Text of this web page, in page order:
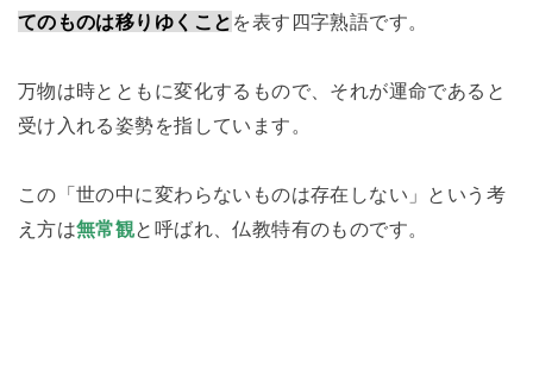
てのものは移りゆくこと を表す四字熟語です。
万物は時とともに変化するもので、それが運命であると
受け入れる姿勢を指しています。
この「世の中に変わらないものは存在しない」という考
え方は無常観と呼ばれ、仏教特有のものです。